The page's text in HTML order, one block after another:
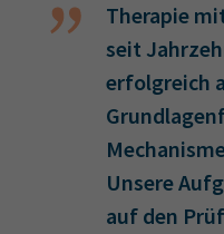
Therapie
seit
erfolgreich
Unsere
auf den